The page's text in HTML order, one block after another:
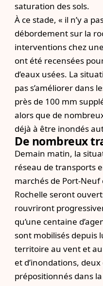
saturation des sols.
À ce stade, « il n’y a
débordement sur la
interventions chez
ont été recensées
d’eaux usées. La
pas s’améliorer dans
près de 100 mm
alors que de
déjà à être inondés
De nombreux
Demain matin, la
réseau de transports
marchés de Port-
Rochelle seront
rouvriront
qu’une centaine
sont mobilisés depuis
territoire au vent et
et d’inondations,
prépositionnés dans